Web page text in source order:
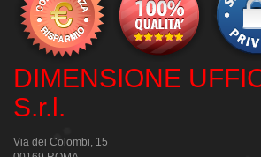
DIMENSIONE
S.r.l.
Via dei Colombi, 15